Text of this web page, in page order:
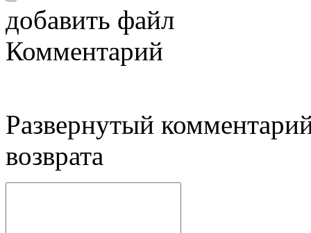
добавить файл
Комментарий
Развернутый
возврата